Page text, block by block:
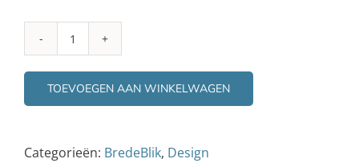
Verrassingspakket
aantal
TOEVOEGEN AAN WINKELWAGEN
Categorieën: BredeBlik, Design